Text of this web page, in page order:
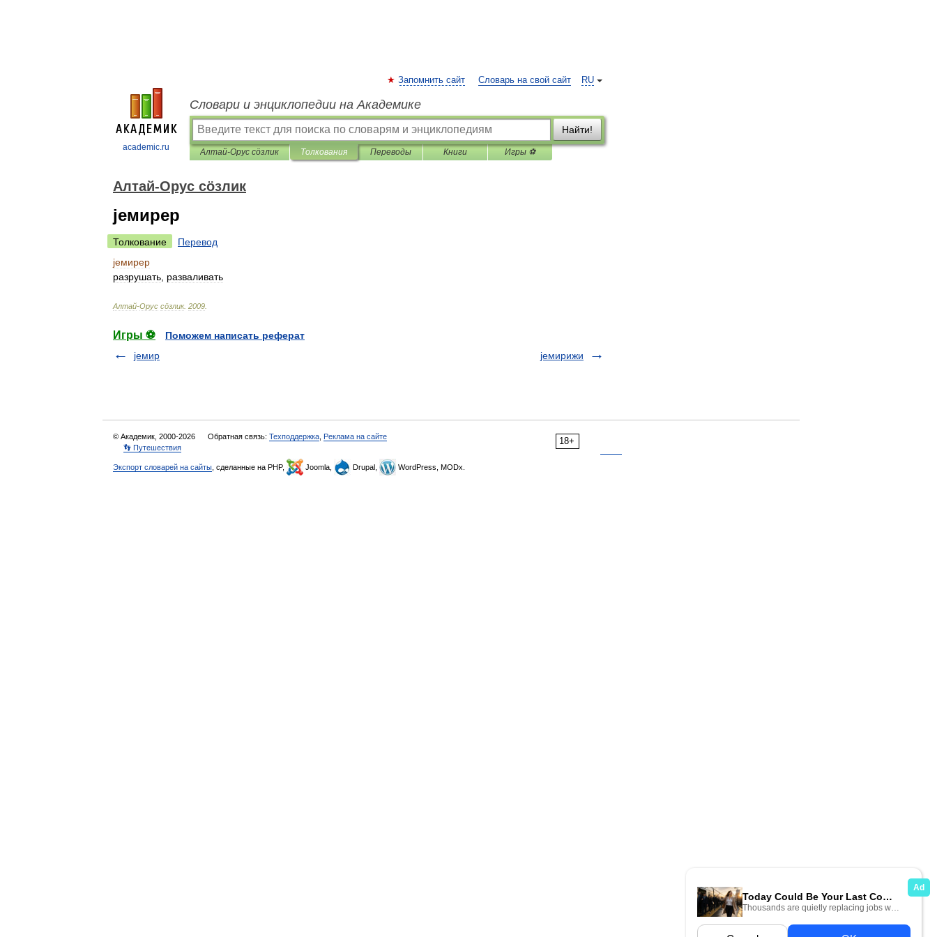
academic.ru
RU
Запомнить сайт Словарь на свой сайт
Словари и энциклопедии на Академике
Найти!
Алтай-Орус сöзлик Толкования Переводы Книги Игры ⚽
Алтай-Орус сöзлик
jемирер
Толкование
Перевод
jемирер
разрушать разваливать
Алтай-Орус сöзлик. 2009
Игры ⚽
Поможем написать реферат
jемир
jемирижи
18+
© Академик, 2000-2026 Обратная связь: Техподдержка Реклама на сайте
👣 Путешествия
Экспорт словарей на сайты , сделанные на PHP, Joomla, Drupal, WordPress, MODx.